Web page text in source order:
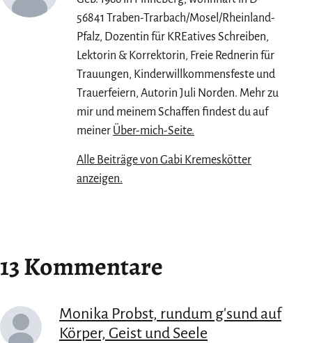
56841 Traben-Trarbach/Mosel/Rheinland-
Pfalz, Dozentin für KREatives Schreiben,
Lektorin & Korrektorin, Freie Rednerin für
Trauungen, Kinderwillkommensfeste und
Trauerfeiern, Autorin Juli Norden. Mehr zu
mir und meinem Schaffen findest du auf
meiner Über-mich-Seite.
Alle Beiträge von Gabi Kremeskötter
anzeigen.
13 Kommentare
Monika Probst, rundum g'sund auf
Körper, Geist und Seele